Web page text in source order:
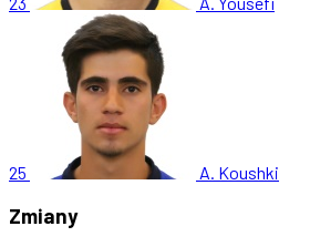
25 A. Koushki
Zmiany